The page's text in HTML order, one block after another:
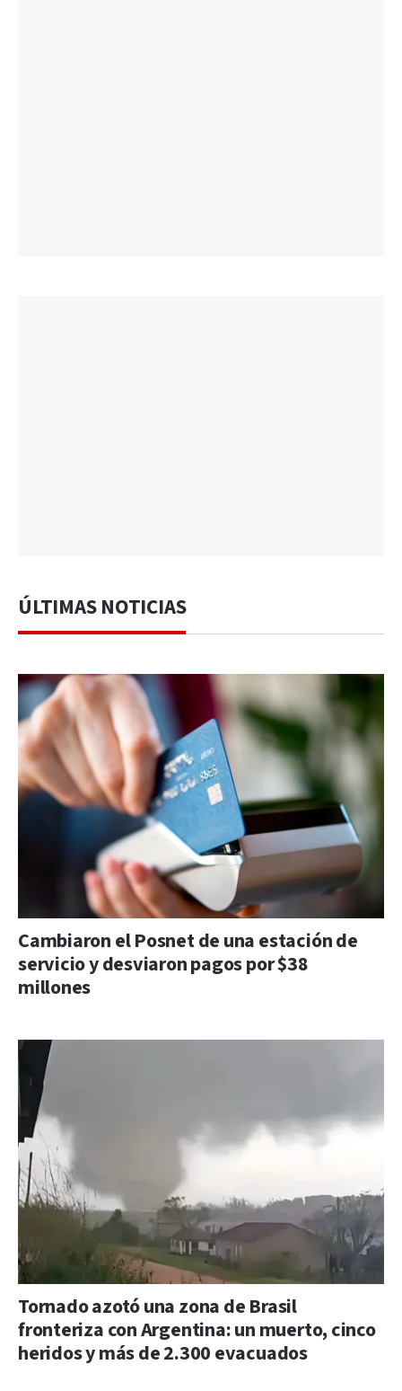
ÚLTIMAS NOTICIAS
Cambiaron el Posnet de una estación de
servicio y desviaron pagos por $38
millones
Tornado azotó una zona de Brasil
fronteriza con Argentina: un muerto, cinco
heridos y más de 2.300 evacuados